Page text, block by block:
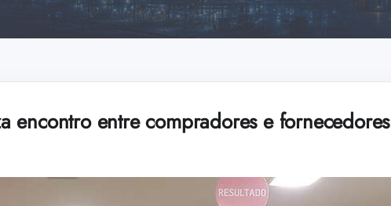
encontro entre compradores e fornecedores